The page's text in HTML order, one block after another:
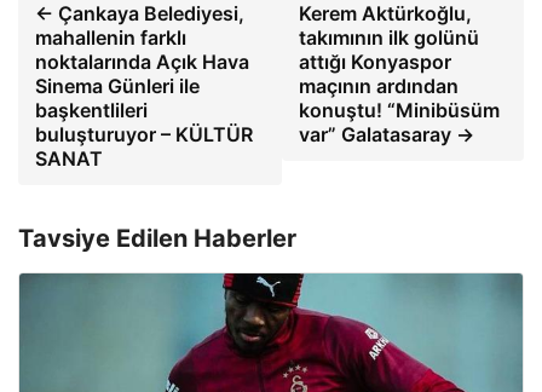
← Çankaya Belediyesi,
mahallenin farklı
noktalarında Açık Hava
Sinema Günleri ile
başkentlileri
buluşturuyor – KÜLTÜR
SANAT
Kerem Aktürkoğlu,
takımının ilk golünü
attığı Konyaspor
maçının ardından
konuştu! “Minibüsüm
var” Galatasaray →
Tavsiye Edilen Haberler